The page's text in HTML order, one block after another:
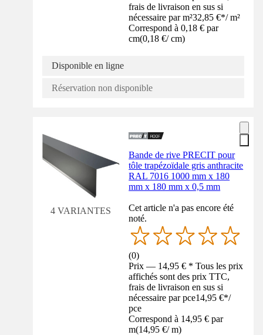
frais de livraison en sus si
nécessaire par m²32,85 €*/ m²
Correspond à 0,18 € par
cm(0,18 €/ cm)
Disponible en ligne
Réservation non disponible
4 VARIANTES
Bande de rive PRECIT pour
tôle trapézoïdale gris anthracite
RAL 7016 1000 mm x 180
mm x 180 mm x 0,5 mm
Cet article n'a pas encore été
noté.
(0)
Prix — 14,95 € * Tous les prix
affichés sont des prix TTC,
frais de livraison en sus si
nécessaire par pce14,95 €*/
pce
Correspond à 14,95 € par
m(14,95 €/ m)